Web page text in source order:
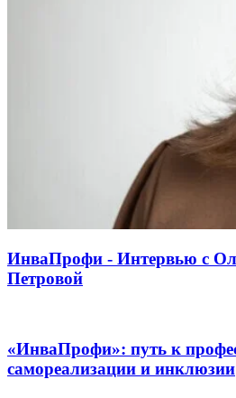
ИнваПрофи - Интервью с
Петровой
«ИнваПрофи»: путь к
самореализации и инклюзии